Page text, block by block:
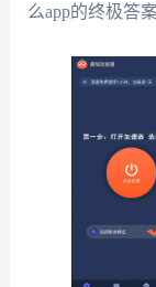
么app的终极答